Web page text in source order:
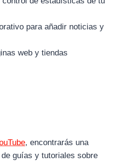
para añadir noticias y
web y tiendas
, encontrarás una
guías y tutoriales sobre